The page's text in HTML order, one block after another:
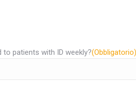
patients with ID weekly?(Obbligatorio)